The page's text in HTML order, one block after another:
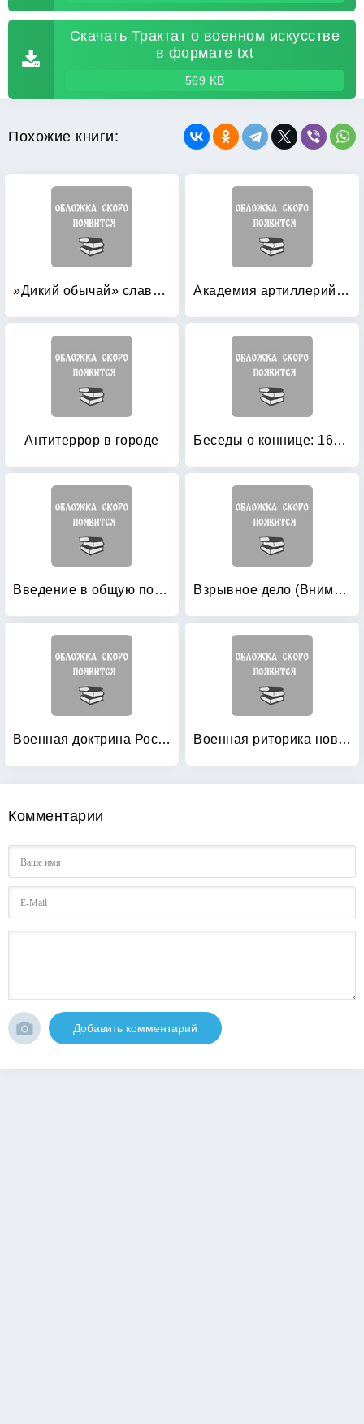
Скачать Трактат о военном искусстве
в формате txt
569 KB
Похожие книги:
»Дикий обычай» славной гвардейской школы: Цук и другие традиции Николаевского кавалерийского училища Академия артиллерийских наук Министерства вооруженных сил СССР (1946-1953): Краткая история: документы и материалы
Антитеррор в городе Беседы о коннице: 1600 верст похода 1-й бригады 12-й кавалерийской дивизии: опыт подготовки конницы к походно-боевой работе
Введение в общую погранометрику Взрывное дело (Внимание, взрыв)
Военная доктрина Российской Федерации Военная риторика новейшего времени
Комментарии